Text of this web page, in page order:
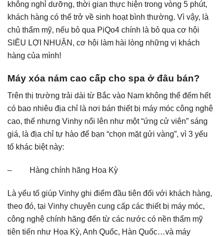
không nghỉ dưỡng, thời gian thực hiện trong vòng 5 phút,
khách hàng có thể trở về sinh hoạt bình thường. Vì vậy, là
chủ thẩm mỹ, nếu bỏ qua PiQo4 chính là bỏ qua cơ hội
SIÊU LỢI NHUẬN, cơ hội làm hài lòng những vị khách
hàng của mình!
Máy xóa nám cao cấp cho spa ở đâu bán?
Trên thị trường trải dài từ Bắc vào Nam không thể đếm hết
có bao nhiêu địa chỉ là nơi bán thiết bị máy móc công nghệ
cao, thế nhưng Vinhy nổi lên như một “ứng cử viên” sáng
giá, là địa chỉ tự hào để bạn “chọn mặt gửi vàng”, vì 3 yếu
tố khác biệt này:
– Hàng chính hãng Hoa Kỳ
Là yếu tố giúp Vinhy ghi điểm đầu tiên đối với khách hàng,
theo đó, tại Vinhy chuyên cung cấp các thiết bị máy móc,
công nghệ chính hãng đến từ các nước có nền thẩm mỹ
tiên tiến như Hoa Kỳ, Anh Quốc, Hàn Quốc…và máy